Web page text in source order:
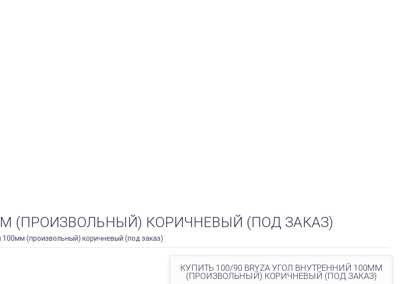
(ПРОИЗВОЛЬНЫЙ) КОРИЧНЕВЫЙ (ПОД ЗАКАЗ)
100мм (произвольный) коричневый (под заказ)
КУПИТЬ 100/90 BRYZA УГОЛ ВНУТРЕННИЙ 100ММ
(ПРОИЗВОЛЬНЫЙ) КОРИЧНЕВЫЙ (ПОД ЗАКАЗ)